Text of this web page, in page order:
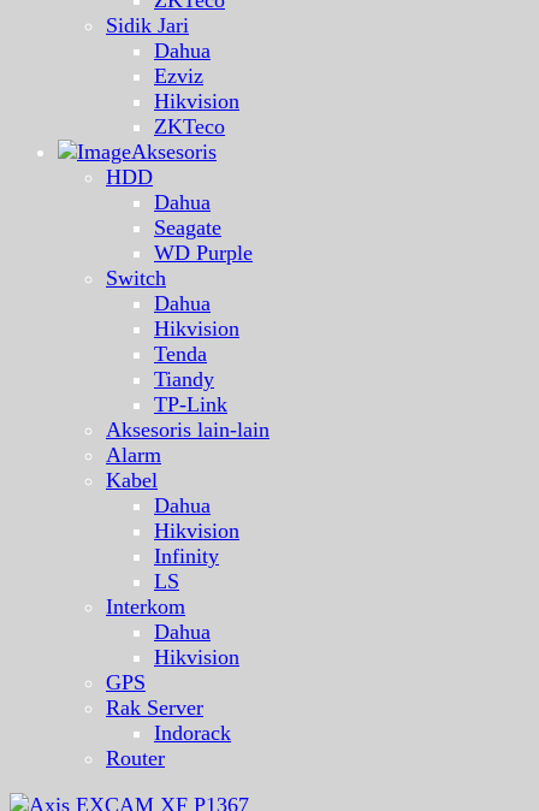
Sidik Jari
Dahua
Ezviz
Hikvision
ZKTeco
Aksesoris
HDD
Dahua
Seagate
WD Purple
Switch
Dahua
Hikvision
Tenda
Tiandy
TP-Link
Aksesoris lain-lain
Alarm
Kabel
Dahua
Hikvision
Infinity
LS
Interkom
Dahua
Hikvision
GPS
Rak Server
Indorack
Router